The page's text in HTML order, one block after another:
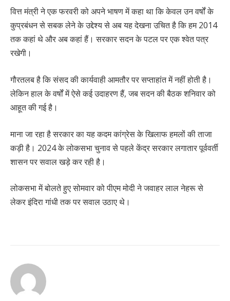
वित्त मंत्री ने एक फरवरी को अपने भाषण में कहा था कि केवल उन वर्षों के
कुप्रबंधन से सबक लेने के उद्देश्य से अब यह देखना उचित है कि हम 2014
तक कहां थे और अब कहां हैं। सरकार सदन के पटल पर एक श्वेत पत्र
रखेगी।
गौरतलब है कि संसद की कार्यवाही आमतौर पर सप्ताहांत में नहीं होती है।
लेकिन हाल के वर्षों में ऐसे कई उदाहरण हैं, जब सदन की बैठक शनिवार को
आहूत की गई है।
माना जा रहा है सरकार का यह कदम कांग्रेस के खिलाफ हमलों की ताजा
कड़ी है। 2024 के लोकसभा चुनाव से पहले केंद्र सरकार लगातार पूर्ववर्ती
शासन पर सवाल खड़े कर रही है।
लोकसभा में बोलते हुए सोमवार को पीएम मोदी ने जवाहर लाल नेहरू से
लेकर इंदिरा गांधी तक पर सवाल उठाए थे।